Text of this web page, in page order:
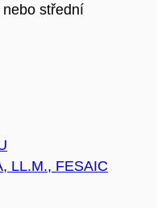
střední
LL.M., FESAIC